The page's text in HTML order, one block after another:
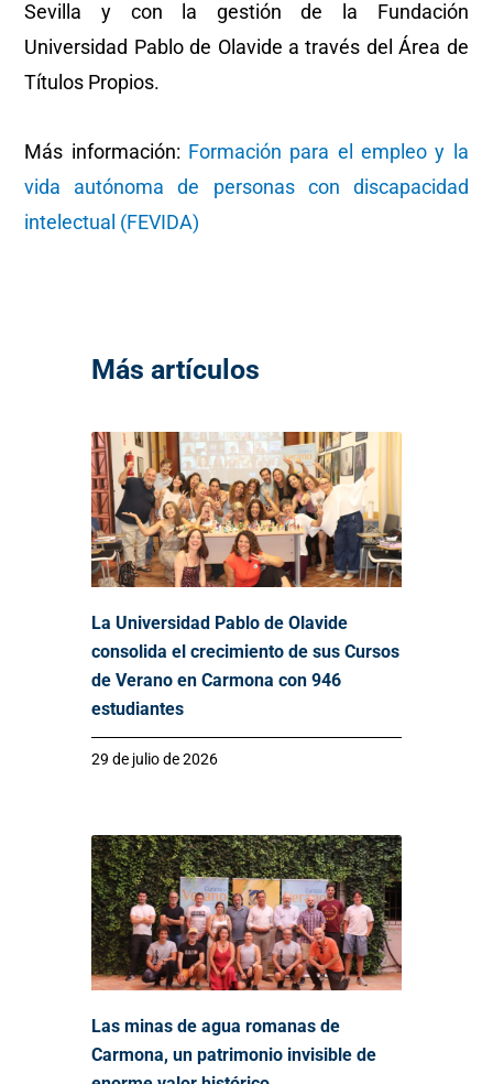
Sevilla y con la gestión de la Fundación
Universidad Pablo de Olavide a través del Área de
Títulos Propios.
Más información: Formación para el empleo y la
vida autónoma de personas con discapacidad
intelectual (FEVIDA)
Más artículos
La Universidad Pablo de Olavide
consolida el crecimiento de sus Cursos
de Verano en Carmona con 946
estudiantes
29 de julio de 2026
Las minas de agua romanas de
Carmona, un patrimonio invisible de